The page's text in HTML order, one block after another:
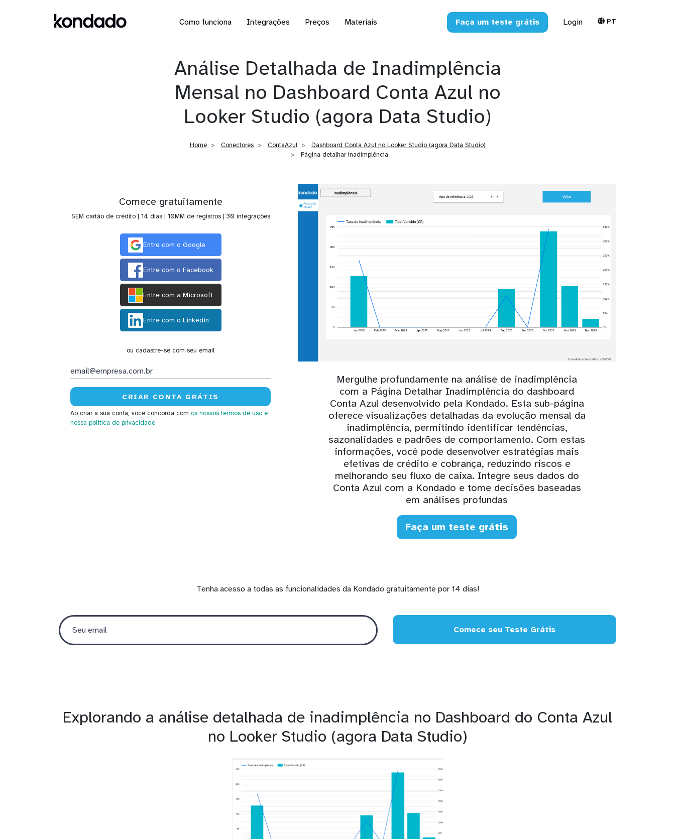
Como funciona Integrações Preços Materiais Faça um teste grátis Login PT
Análise Detalhada de Inadimplência
Mensal no Dashboard Conta Azul no
Looker Studio (agora Data Studio)
Home Conectores ContaAzul
Dashboard Conta Azul no Looker Studio (agora Data Studio)
Página detalhar inadimplência
Comece gratuitamente
SEM cartão de crédito | 14 dias | 10MM de registros | 30 integrações
Entre com o Google
Entre com o Facebook
Entre com a Microsoft
Entre com o Linkedin
ou cadastre-se com seu email
Ao criar a sua conta, você concorda com os nossos termos de uso e
nossa política de privacidade
Mergulhe profundamente na análise de inadimplência
com a Página Detalhar Inadimplência do dashboard
Conta Azul desenvolvido pela Kondado. Esta sub-página
oferece visualizações detalhadas da evolução mensal da
inadimplência, permitindo identificar tendências,
sazonalidades e padrões de comportamento. Com estas
informações, você pode desenvolver estratégias mais
efetivas de crédito e cobrança, reduzindo riscos e
melhorando seu fluxo de caixa. Integre seus dados do
Conta Azul com a Kondado e tome decisões baseadas
em análises profundas
Faça um teste grátis
Tenha acesso a todas as funcionalidades da Kondado gratuitamente por 14 dias!
Comece seu Teste Grátis
Explorando a análise detalhada de inadimplência no Dashboard do Conta Azul
no Looker Studio (agora Data Studio)